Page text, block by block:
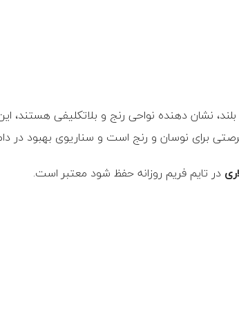
نشان دهنده نواحی رنج و بلاتکلیفی هستند،
برای نوسان و رنج است و سناریوی بهبود در
در تایم فریم روزانه حفظ شود معتبر است.